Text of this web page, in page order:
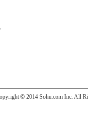
© 2014 Sohu.com Inc. All